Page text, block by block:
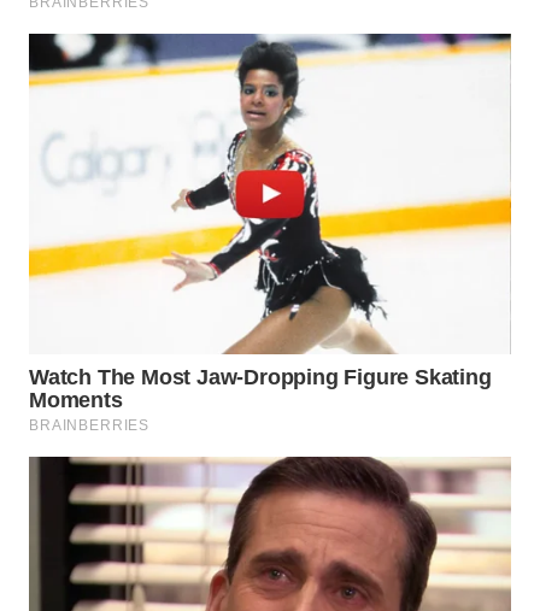
TANJUNG
LESUNG
KARO
WN
TAPANULI
TENGAH
WN DELI
SERDANG
WN
TEBING